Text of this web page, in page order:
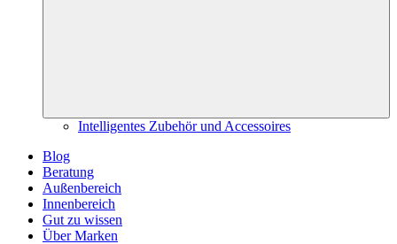
Intelligentes Zubehör und Accessoires
Blog
Beratung
Außenbereich
Innenbereich
Gut zu wissen
Über Marken